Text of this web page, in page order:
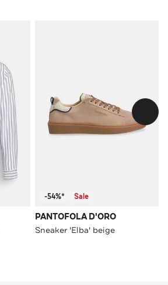
-54%* Sale
PANTOFOLA D'ORO
Sneaker 'Elba' beige